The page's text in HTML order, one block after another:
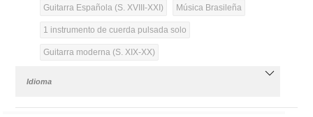
Guitarra Española (S. XVIII-XXI) Música Brasileña
1 instrumento de cuerda pulsada solo
Guitarra moderna (S. XIX-XX)
Idioma